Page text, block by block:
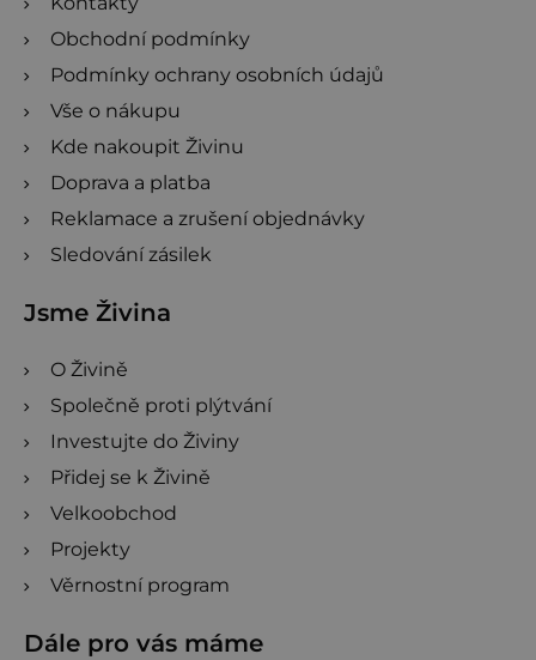
Obchodní podmínky
Podmínky ochrany osobních údajů
Vše o nákupu
Kde nakoupit Živinu
Doprava a platba
Reklamace a zrušení objednávky
Sledování zásilek
Jsme Živina
O Živině
Společně proti plýtvání
Investujte do Živiny
Přidej se k Živině
Velkoobchod
Projekty
Věrnostní program
Dále pro vás máme